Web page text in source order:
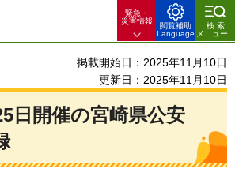
緊急・
災害情報
閲覧補助
Language
検索
メニュー
掲載開始日：2025年11月10日
更新日：2025年11月10日
日開催の宮崎県公安